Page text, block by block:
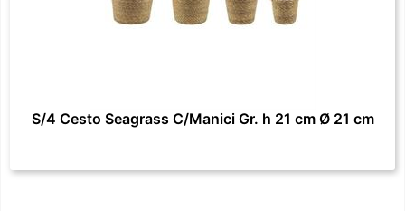
S/4 Cesto Seagrass C/Manici Gr. h 21 cm Ø 21 cm